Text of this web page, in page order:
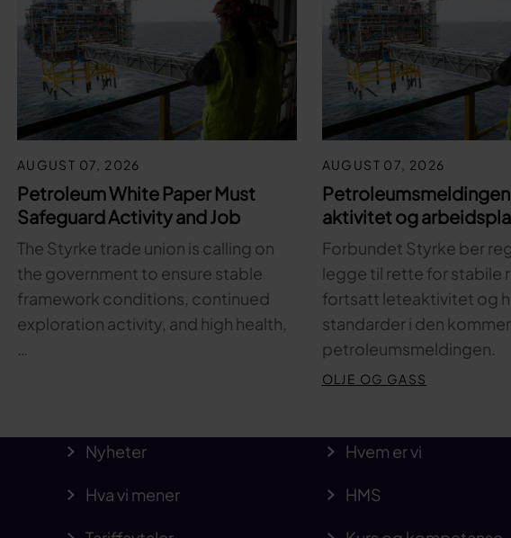
AUGUST 07, 2026
Petroleum White Paper Must
Safeguard Activity and Job
The Styrke trade union is calling on
the government to ensure stable
framework conditions, continued
exploration activity, and high health,
…
AUGUST 07, 2026
Petroleumsmeldingen
aktivitet og
Forbundet Styrke ber
legge til rette for stabile
fortsatt leteaktivitet og
standarder i den
petroleumsmeldingen.
OLJE OG GASS
Nyheter Hvem er vi
Hva vi mener HMS